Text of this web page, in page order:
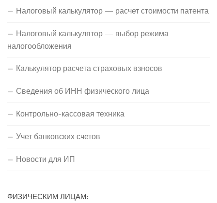
Налоговый калькулятор — расчет стоимости патента
Налоговый калькулятор — выбор режима
налогообложения
Калькулятор расчета страховых взносов
Сведения об ИНН физического лица
Контрольно-кассовая техника
Учет банковских счетов
Новости для ИП
ФИЗИЧЕСКИМ ЛИЦАМ: